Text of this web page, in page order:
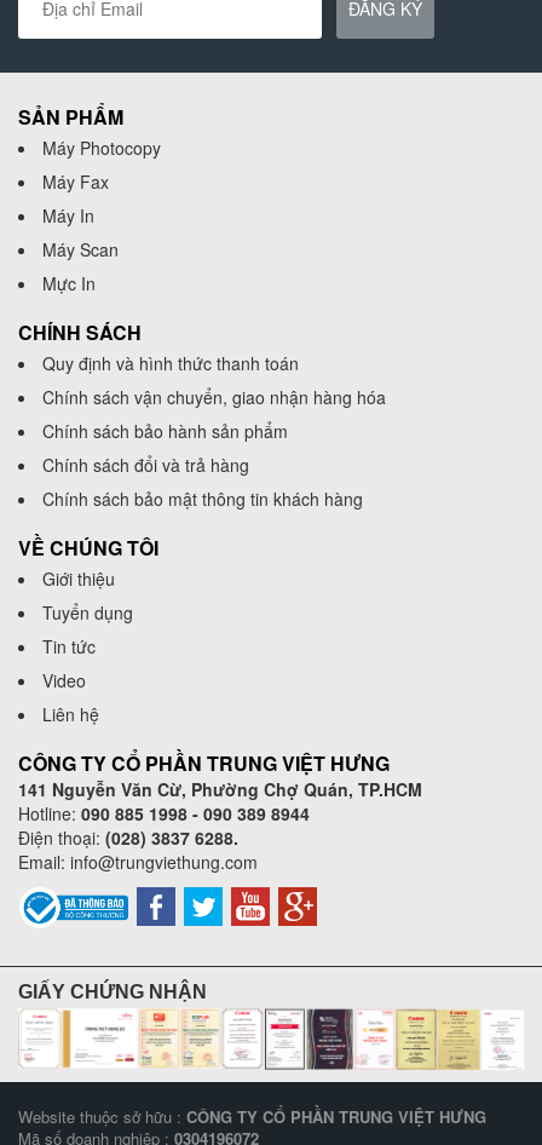
ĐĂNG KÝ
SẢN PHẨM
Máy Photocopy
Máy Fax
Máy In
Máy Scan
Mực In
CHÍNH SÁCH
Quy định và hình thức thanh toán
Chính sách vận chuyển, giao nhận hàng hóa
Chính sách bảo hành sản phẩm
Chính sách đổi và trả hàng
Chính sách bảo mật thông tin khách hàng
VỀ CHÚNG TÔI
Giới thiệu
Tuyển dụng
Tin tức
Video
Liên hệ
CÔNG TY CỔ PHẦN TRUNG VIỆT HƯNG
141 Nguyễn Văn Cừ, Phường Chợ Quán, TP.HCM
Hotline: 090 885 1998 - 090 389 8944
Điện thoại: (028) 3837 6288.
Email: info@trungviethung.com
GIẤY CHỨNG NHẬN
Website thuộc sở hữu : CÔNG TY CỔ PHẦN TRUNG VIỆT HƯNG
Mã số doanh nghiệp : 0304196072